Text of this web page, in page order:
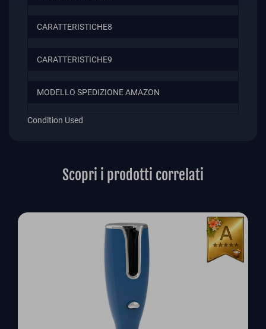
CARATTERISTICHE8
CARATTERISTICHE9
MODELLO SPEDIZIONE AMAZON
Condition Used
Scopri i prodotti correlati